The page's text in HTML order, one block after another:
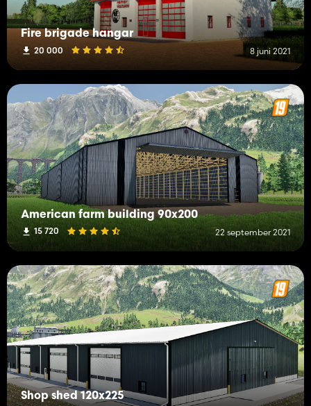
Fire brigade hangar
20 000 8 juni 2021
American farm building 90x200
15 720 22 september 2021
Shop shed 120x225